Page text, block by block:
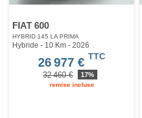
FIAT 600
HYBRID 145 LA PRIMA
Hybride - 10 Km - 2026
26 977 € TTC
32 460 € 17%
remise incluse